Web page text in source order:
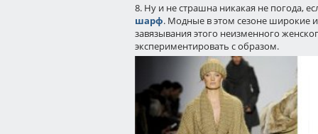
8. Ну и не страшна никакая не погода,
шарф. Модные в этом сезоне широкие
завязывания этого неизменного
экспериментировать с образом.